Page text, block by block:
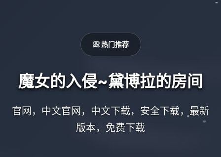
📀 热门推荐
魔女的入侵~黛博拉的房间
官网，中文官网，中文下载，安全下载，最新
版本，免费下载